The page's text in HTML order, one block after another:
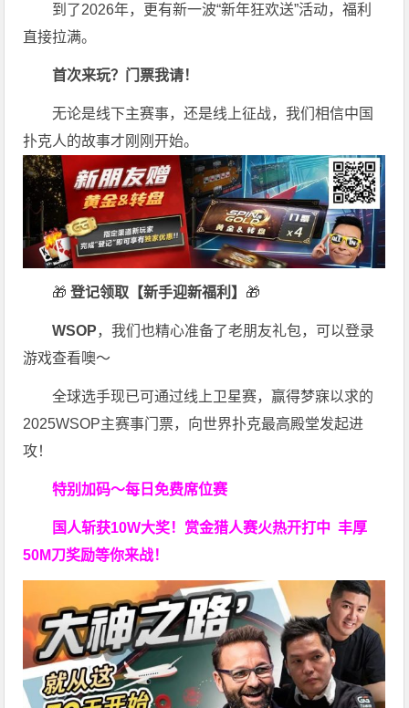
到了2026年，更有新一波“新年狂欢送”活动，福利
直接拉满。
首次来玩？门票我请！
无论是线下主赛事，还是线上征战，我们相信中国
扑克人的故事才刚刚开始。
🎁 登记领取【新手迎新福利】 🎁
WSOP，我们也精心准备了老朋友礼包，可以登录
游戏查看噢～
全球选手现已可通过线上卫星赛，赢得梦寐以求的
2025WSOP主赛事门票，向世界扑克最高殿堂发起进
攻！
特别加码～每日免费席位赛
国人斩获10W大奖！ 赏金猎人赛火热开打中 丰厚
50M刀奖励等你来战！